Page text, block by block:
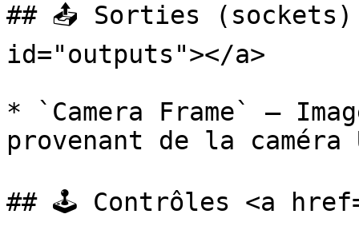
## 📤 Sorties
id="outputs"></a>
* `Camera Frame` —
provenant de la caméra
## 🕹️ Contrôles <a